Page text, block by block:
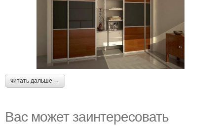
читать дальше →
Вас может заинтересовать